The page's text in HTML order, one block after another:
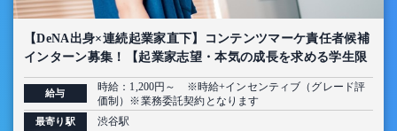
【DeNA出身×連続起業家直下】コンテンツマーケ責任者候補
インターン募集！【起業家志望・本気の成長を求める学生限
定】
給与
時給：1,200円～ ※時給+インセンティブ（グレード評
価制）※業務委託契約となります
最寄り駅 渋谷駅